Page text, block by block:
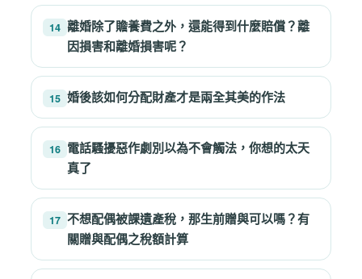
14 離婚除了贍養費之外，還能得到什麼賠償？離
因損害和離婚損害呢？
15 婚後該如何分配財產才是兩全其美的作法
16 電話騷擾惡作劇別以為不會觸法，你想的太天
真了
17 不想配偶被課遺產稅，那生前贈與可以嗎？有
關贈與配偶之稅額計算